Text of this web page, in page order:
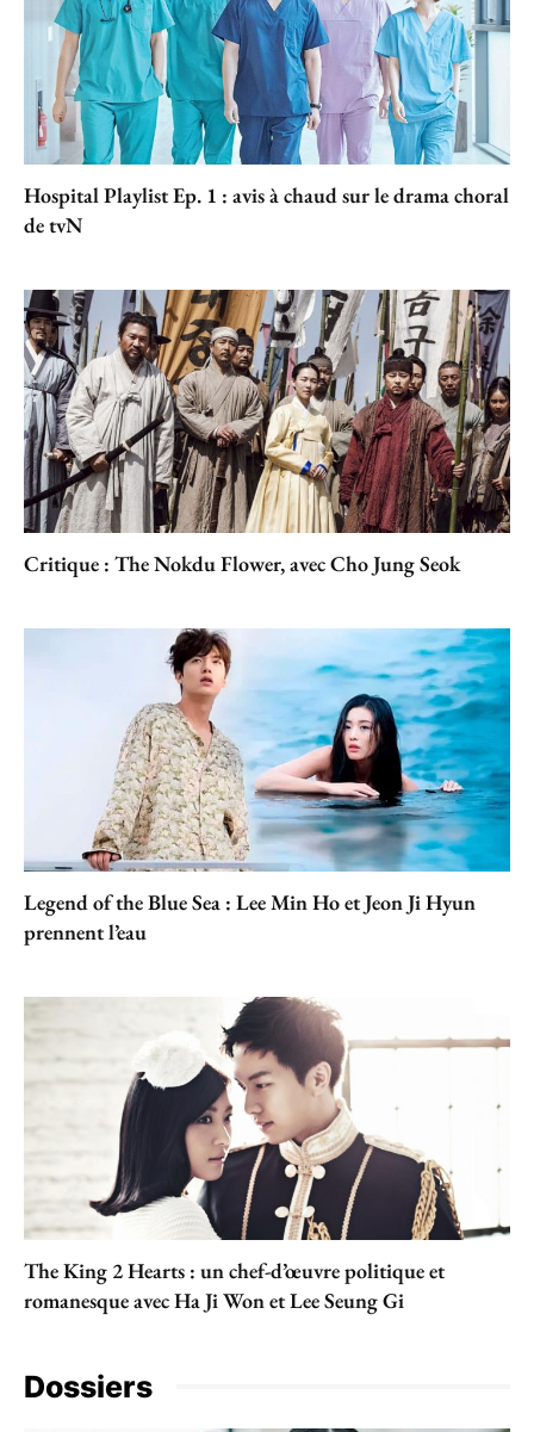
Hospital Playlist Ep. 1 : avis à chaud sur le drama choral
de tvN
Critique : The Nokdu Flower, avec Cho Jung Seok
Legend of the Blue Sea : Lee Min Ho et Jeon Ji Hyun
prennent l’eau
The King 2 Hearts : un chef-d’œuvre politique et
romanesque avec Ha Ji Won et Lee Seung Gi
Dossiers